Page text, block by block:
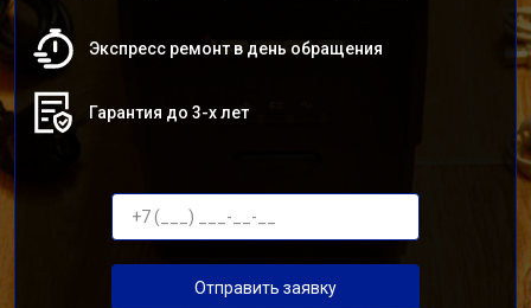
Экспресс ремонт в день обращения
Гарантия до 3-х лет
Отправить заявку